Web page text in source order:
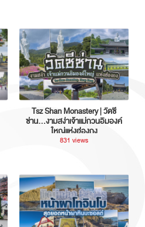
Tsz Shan Monastery | วัดซี
ซ่าน…งามสง่าเจ้าแม่กวนอิมองค์
ใหญ่แห่งฮ่องกง
831 views